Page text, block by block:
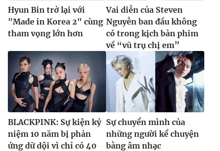
Hyun Bin trở lại với
"Made in Korea 2" cùng
tham vọng lớn hơn
Vai diễn của Steven
Nguyễn ban đầu không
có trong kịch bản phim
về “vũ trụ chị em”
BLACKPINK: Sự kiện kỷ
niệm 10 năm bị phản
ứng dữ dội vì chỉ có 40
Sự chuyển mình của
những người kể chuyện
bằng âm nhạc